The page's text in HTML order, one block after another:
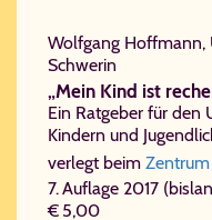
Wolfgang Hoffmann,
Schwerin
„Mein Kind ist
Ein Ratgeber für den
Kindern und
verlegt beim
7. Auf­la­ge 2017
€ 5,00